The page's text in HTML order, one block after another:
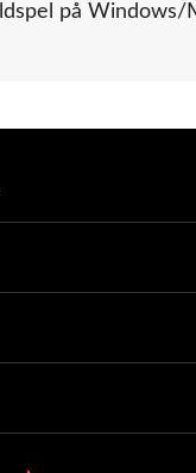
på Windows/